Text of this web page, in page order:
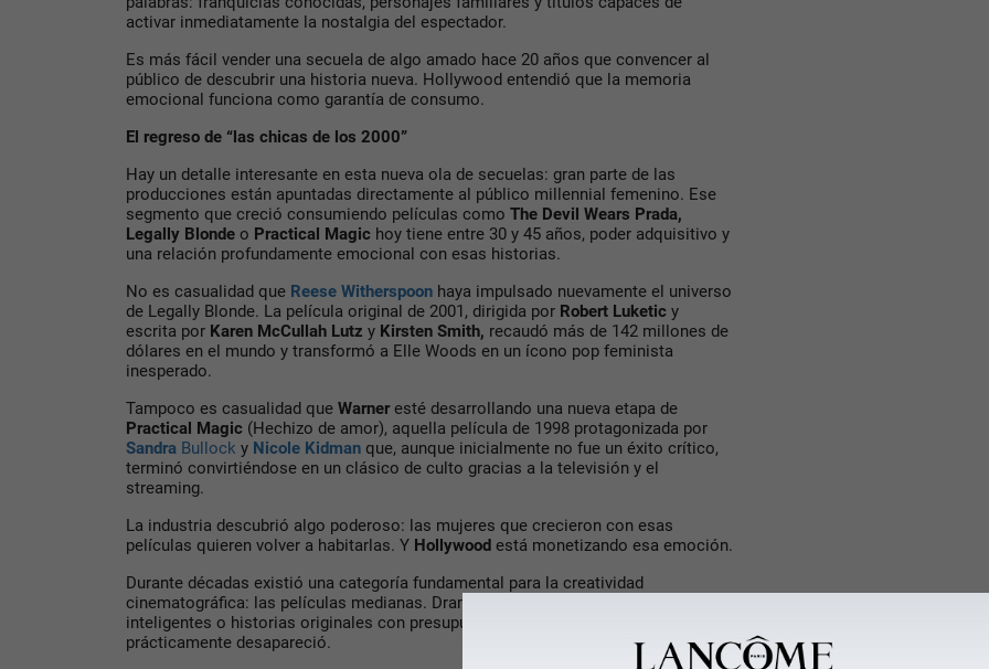
activar inmediatamente la nostalgia del espectador.
Es más fácil vender una secuela de algo amado hace 20 años que convencer al
público de descubrir una historia nueva. Hollywood entendió que la memoria
emocional funciona como garantía de consumo.
El regreso de “las chicas de los 2000”
Hay un detalle interesante en esta nueva ola de secuelas: gran parte de las
producciones están apuntadas directamente al público millennial femenino. Ese
segmento que creció consumiendo películas como The Devil Wears Prada,
Legally Blonde o Practical Magic hoy tiene entre 30 y 45 años, poder adquisitivo y
una relación profundamente emocional con esas historias.
No es casualidad que Reese Witherspoon haya impulsado nuevamente el universo
de Legally Blonde. La película original de 2001, dirigida por Robert Luketic y
escrita por Karen McCullah Lutz y Kirsten Smith, recaudó más de 142 millones de
dólares en el mundo y transformó a Elle Woods en un ícono pop feminista
inesperado.
Tampoco es casualidad que Warneresté desarrollando una nueva etapa de
Practical Magic (Hechizo de amor), aquella película de 1998 protagonizada por
Sandra Bullock y Nicole Kidman que, aunque inicialmente no fue un éxito crítico,
terminó convirtiéndose en un clásico de culto gracias a la televisión y el
streaming.
La industria descubrió algo poderoso: las mujeres que crecieron con esas
películas quieren volver a habitarlas. Y Hollywood está monetizando esa emoción.
Durante décadas existió una categoría fundamental para la creatividad
cinematográfica: las películas medianas. Dramas, comedias románticas, thrillers
inteligentes o historias originales con presupuestos razonables. Ese cine
prácticamente desapareció.